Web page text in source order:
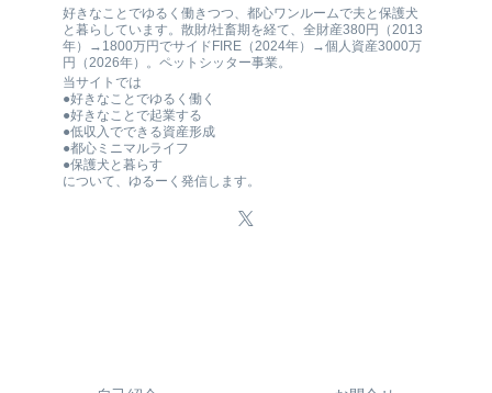
好きなことでゆるく働きつつ、都心ワンルームで夫と保護犬
と暮らしています。散財/社畜期を経て、全財産380円（2013
年）→1800万円でサイドFIRE（2024年）→個人資産3000万
円（2026年）。ペットシッター事業。
当サイトでは
●好きなことでゆるく働く
●好きなことで起業する
●低収入でできる資産形成
●都心ミニマルライフ
●保護犬と暮らす
について、ゆるーく発信します。